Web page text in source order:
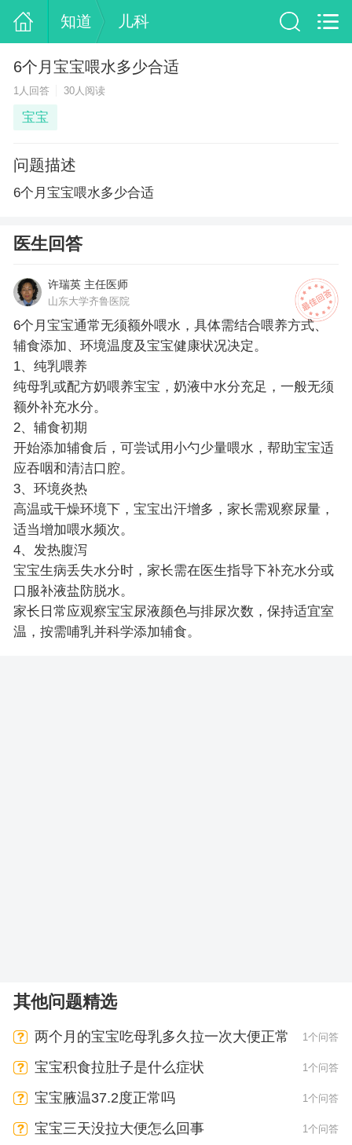
知道 儿科
6个月宝宝喂水多少合适
1人回答 30人阅读
宝宝
问题描述
6个月宝宝喂水多少合适
医生回答
许瑞英 主任医师
山东大学齐鲁医院
6个月宝宝通常无须额外喂水，具体需结合喂养方式、
辅食添加、环境温度及宝宝健康状况决定。
1、纯乳喂养
纯母乳或配方奶喂养宝宝，奶液中水分充足，一般无须
额外补充水分。
2、辅食初期
开始添加辅食后，可尝试用小勺少量喂水，帮助宝宝适
应吞咽和清洁口腔。
3、环境炎热
高温或干燥环境下，宝宝出汗增多，家长需观察尿量，
适当增加喂水频次。
4、发热腹泻
宝宝生病丢失水分时，家长需在医生指导下补充水分或
口服补液盐防脱水。
家长日常应观察宝宝尿液颜色与排尿次数，保持适宜室
温，按需哺乳并科学添加辅食。
其他问题精选
两个月的宝宝吃母乳多久拉一次大便正常 1个问答
宝宝积食拉肚子是什么症状 1个问答
宝宝腋温37.2度正常吗 1个问答
宝宝三天没拉大便怎么回事 1个问答